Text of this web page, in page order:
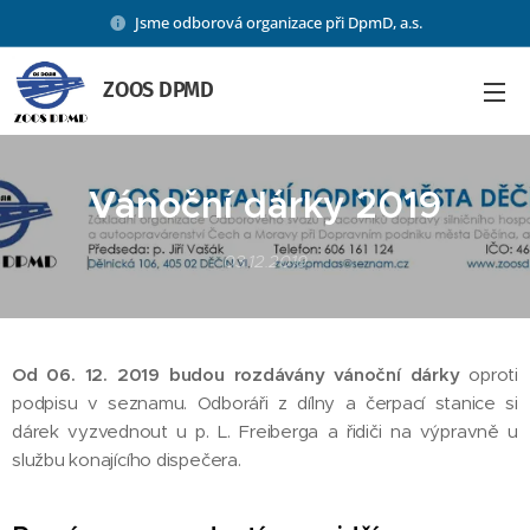
Jsme odborová organizace při DpmD, a.s.
ZOOS DPMD
Vánoční dárky 2019
03.12.2019
Od 06. 12. 2019 budou rozdávány vánoční dárkyoproti
podpisu v seznamu. Odboráři z dílny a čerpací stanice si
dárek vyzvednout u p. L. Freiberga a řidiči na výpravně u
službu konajícího dispečera.